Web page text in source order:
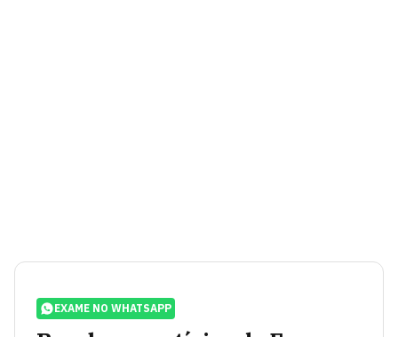
EXAME NO WHATSAPP